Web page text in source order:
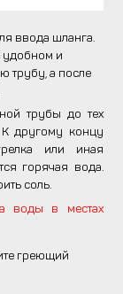
ввода шланга.
удобном и
трубу, а после
трубы до тех
другому концу
или иная
горячая вода.
соль.
воды в местах
греющий